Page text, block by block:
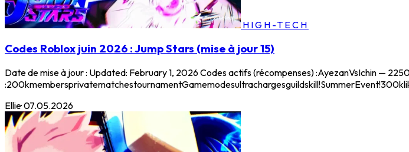
HIGH-TECH
Codes Roblox juin 2026 : Jump Stars (mise à jour 15)
Date de mise à jour : Updated: February 1, 2026 Codes actifs (récompenses) :AyezanVsIchin —
Ellie·07.05.2026